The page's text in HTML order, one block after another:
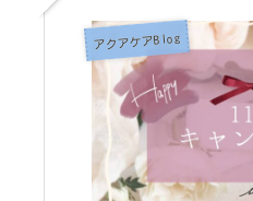
アクアケアBlog